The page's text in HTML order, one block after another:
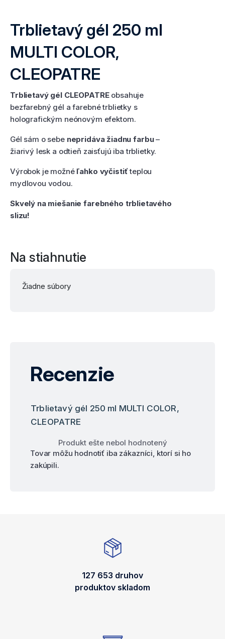
Trblietavý gél 250 ml
MULTI COLOR,
CLEOPATRE
Trblietavý gél CLEOPATREobsahuje
bezfarebný gél a farebné trblietky s
holografickým neónovým efektom.
Gél sám o sebe nepridáva žiadnu farbu–
žiarivý lesk a odtieň zaisťujú iba trblietky.
Výrobok je možné ľahko vyčistiťteplou
mydlovou vodou.
Skvelý na miešanie farebného trblietavého
slizu!
Na stiahnutie
Žiadne súbory
Recenzie
Trblietavý gél 250 ml MULTI COLOR,
CLEOPATRE
Produkt ešte nebol hodnotený
Tovar môžu hodnotiť iba zákazníci, ktorí si ho
zakúpili.
127 653 druhov
produktov skladom